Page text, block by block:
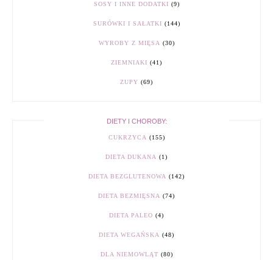
SOSY I INNE DODATKI (9)
SURÓWKI I SAŁATKI (144)
WYROBY Z MIĘSA (30)
ZIEMNIAKI (41)
ZUPY (69)
DIETY I CHOROBY:
CUKRZYCA (155)
DIETA DUKANA (1)
DIETA BEZGLUTENOWA (142)
DIETA BEZMIĘSNA (74)
DIETA PALEO (4)
DIETA WEGAŃSKA (48)
DLA NIEMOWLĄT (80)